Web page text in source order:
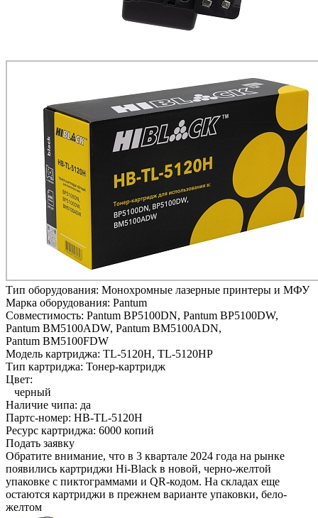
Тип оборудования: Монохромные лазерные принтеры и МФУ
Марка оборудования: Pantum
Совместимость: Pantum BP5100DN, Pantum BP5100DW,
Pantum BM5100ADW, Pantum BM5100ADN,
Pantum BM5100FDW
Модель картриджа: TL-5120H, TL-5120HP
Тип картриджа: Тонер-картридж
Цвет:
черный
Наличие чипа: да
Партс-номер: HB-TL-5120H
Ресурс картриджа: 6000 копий
Подать заявку
Обратите внимание, что в 3 квартале 2024 года на рынке
появились картриджи Hi-Black в новой, черно-желтой
упаковке с пиктограммами и QR-кодом. На складах еще
остаются картриджи в прежнем варианте упаковки, бело-
желтом